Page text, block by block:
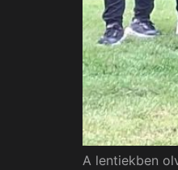
A lentiekben